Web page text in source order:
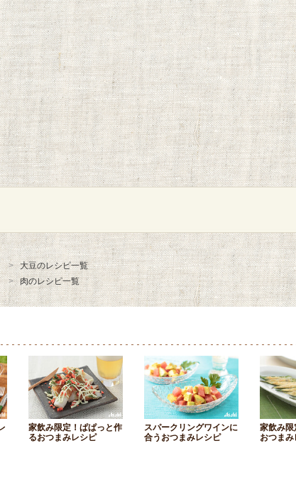
大豆のレシピ一覧
肉のレシピ一覧
家飲み限定！ぱぱっと作
るおつまみレシピ
スパークリングワインに
合うおつまみレシピ
家飲み
おつま